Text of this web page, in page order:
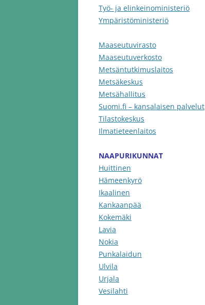
Työ- ja elinkeinoministeriö
Ympäristöministeriö
Maaseutuvirasto
Maaseutuverkosto
Metsäntutkimuslaitos
Metsäkeskus
Metsähallitus
Suomi.fi – kansalaisen palvelut
Tilastokeskus
Ilmatieteenlaitos
NAAPURIKUNNAT
Huittinen
Hämeenkyrö
Ikaalinen
Kankaanpää
Kokemäki
Lavia
Nokia
Punkalaidun
Ulvila
Urjala
Vesilahti